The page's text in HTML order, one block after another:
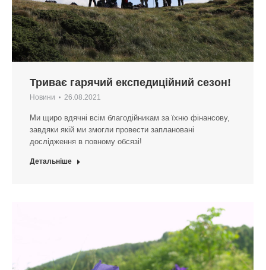
Триває гарячий експедиційний сезон!
Новини 26.08.2021
Ми щиро вдячні всім благодійникам за їхню фінансову,
завдяки якій ми змогли провести заплановані
дослідження в повному обсязі!
Детальніше